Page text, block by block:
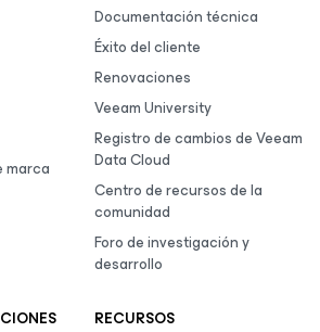
marca
Documentación técnica
Éxito del cliente
Renovaciones
Veeam University
Registro de cambios de Veeam
Data Cloud
Centro de recursos de la
comunidad
Foro de investigación y
desarrollo
RECURSOS